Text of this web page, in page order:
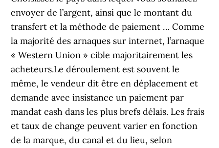
envoyer de l’argent, ainsi que le montant du
transfert et la méthode de paiement … Comme
la majorité des arnaques sur internet, l’arnaque
« Western Union » cible majoritairement les
acheteurs.Le déroulement est souvent le
même, le vendeur dit être en déplacement et
demande avec insistance un paiement par
mandat cash dans les plus brefs délais. Les frais
et taux de change peuvent varier en fonction
de la marque, du canal et du lieu, selon